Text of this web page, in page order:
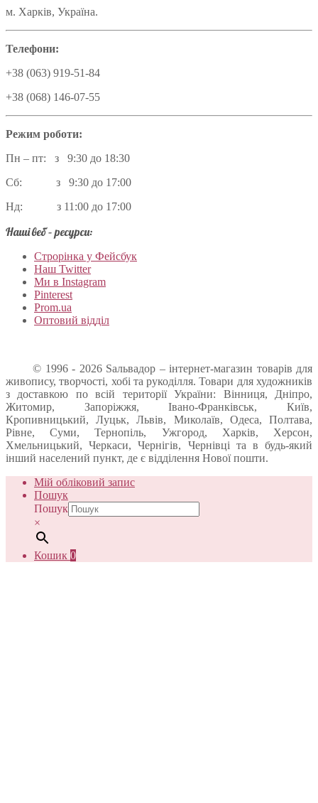
м. Харків, Україна.
Телефони:
+38 (063) 919-51-84
+38 (068) 146-07-55
Режим роботи:
Пн – пт: з 9:30 до 18:30
Сб: з 9:30 до 17:00
Нд: з 11:00 до 17:00
Наші веб – ресурси:
Строрінка у Фейсбук
Наш Twitter
Ми в Instagram
Pinterest
Prom.ua
Оптовий відділ
© 1996 - 2026 Sальвадор – інтернет-магазин товарів для
живопису, творчості, хобі та рукоділля. Товари для художників
з доставкою по всій території України: Вінниця, Дніпро,
Житомир, Запоріжжя, Івано-Франківськ, Київ,
Кропивницький, Луцьк, Львів, Миколаїв, Одеса, Полтава,
Рівне, Суми, Тернопіль, Ужгород, Харків, Херсон,
Хмельницький, Черкаси, Чернігів, Чернівці та в будь-який
інший населений пункт, де є відділення Нової пошти.
Мій обліковий запис
Пошук
Пошук
×
Кошик 0